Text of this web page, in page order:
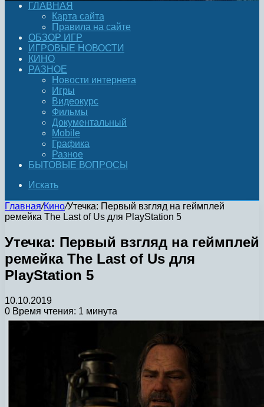
ГЛАВНАЯ
Карта сайта
Правила на сайте
ОБЗОР ИГР
ИГРОВЫЕ НОВОСТИ
КИНО
РАЗНОЕ
Новости интернета
Игры
Видеокурс
Фильмы
Документальный
Mobile
Графика
Разное
БЫТОВЫЕ ВОПРОСЫ
Искать
Главная/Кино/Утечка: Первый взгляд на геймплей
ремейка The Last of Us для PlayStation 5
Утечка: Первый взгляд на геймплей
ремейка The Last of Us для
PlayStation 5
10.10.2019
0 Время чтения: 1 минута